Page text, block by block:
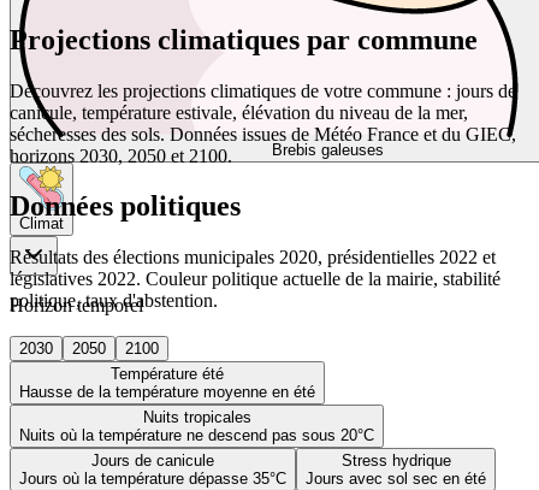
Brebis galeuses
Climat
Horizon temporel
2030 2050
2100
Température été
Hausse de la température moyenne en été
Nuits tropicales
Nuits où la température ne descend pas sous 20°C
Jours de canicule
Jours où la température dépasse 35°C
Stress hydrique
Jours avec sol sec en été
Projections climatiques par commune
Découvrez les projections climatiques de votre commune : jours de
canicule, température estivale, élévation du niveau de la mer,
sécheresses des sols. Données issues de Météo France et du GIEC,
horizons 2030, 2050 et 2100.
Données politiques
Résultats des élections municipales 2020, présidentielles 2022 et
législatives 2022. Couleur politique actuelle de la mairie, stabilité
politique, taux d'abstention.